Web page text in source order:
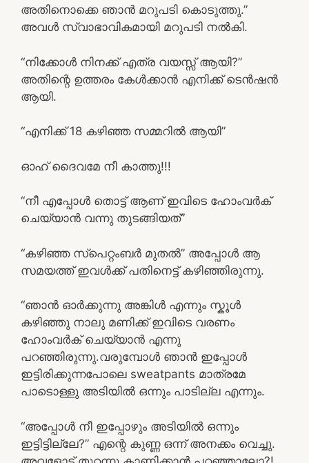
അതിനൊക്കെ ഞാൻ മറുപടി കൊടുത്തു.”
അവൾ സ്വാഭാവികമായി മറുപടി നൽകി.
“നിക്കോൾ നിനക്ക് എത്ര വയസ്സ് ആയി?”
അതിന്റെ ഉത്തരം കേൾക്കാൻ എനിക്ക് ടെൻഷൻ
ആയി.
“എനിക്ക് 18 കഴിഞ്ഞ സമ്മറിൽ ആയി”
ഓഹ് ദൈവമേ നീ കാത്തു!!!
“നീ എപ്പോൾ തൊട്ട് ആണ് ഇവിടെ ഹോംവർക്
ചെയ്യാൻ വന്നു തുടങ്ങിയത്”
“കഴിഞ്ഞ സ്പെറ്റംബർ മുതൽ” അപ്പോൾ ആ
സമയത്ത് ഇവൾക്ക് പതിനെട്ട് കഴിഞ്ഞിരുന്നു.
“ഞാൻ ഓർക്കുന്നു അങ്കിൾ എന്നും സ്കൂൾ
കഴിഞ്ഞു നാലു മണിക്ക് ഇവിടെ വരണം
ഹോംവർക് ചെയ്യാൻ എന്നു
പറഞ്ഞിരുന്നു.വരുമ്പോൾ ഞാൻ ഇപ്പോൾ
ഇട്ടിരിക്കുന്നപോലെ sweatpants മാത്രമേ
പാടൊള്ളു അടിയിൽ ഒന്നും പാടില്ല എന്നും.
“അപ്പോൾ നീ ഇപ്പോഴും അടിയിൽ ഒന്നും
ഇട്ടിട്ടില്ലേ?” എന്റെ കുണ്ണ ഒന്ന് അനക്കം വെച്ചു.